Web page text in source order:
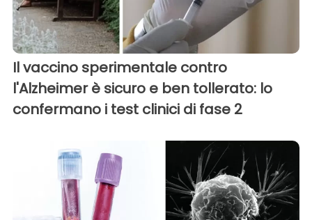
Il vaccino sperimentale contro
l'Alzheimer è sicuro e ben tollerato: lo
confermano i test clinici di fase 2